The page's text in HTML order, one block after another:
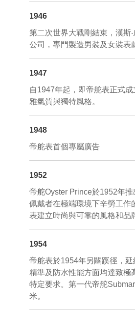
1946
第二次世界大戰剛結束，漢斯
公司，專門製造男裝及女裝表
1947
自1947年起，即帝舵表正式
雅氣質與獨特風格。
1948
帝舵表首個專屬廣告
1952
帝舵Oyster Prince於1952年
佩戴者在極端環境下辛勞工作
表建立時尚與可靠的風格和品
1954
帝舵表於1954年另闢蹊徑，
精準及防水性能方面均達致極
特定要求。第一代帝舵
米。